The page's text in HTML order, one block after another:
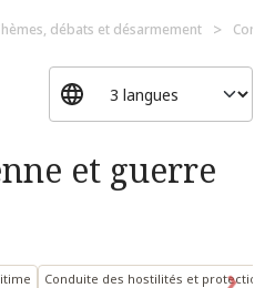
débats et désarmement
et guerre
Conduite des hostilités et protection